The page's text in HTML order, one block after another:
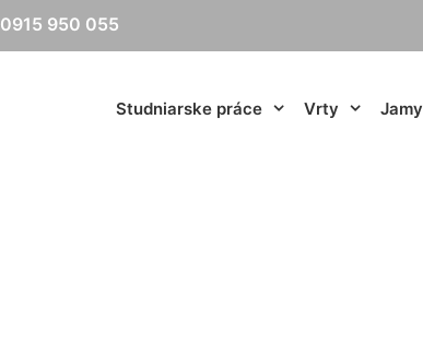
0915 950 055
Studniarske práce Vrty Jamy